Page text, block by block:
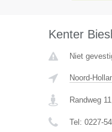
Kenter
Niet
Noord-
Randweg 11
Tel: 0227-